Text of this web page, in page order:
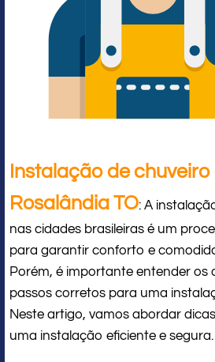
Instalação de
Rosalândia TO: A
nas cidades brasileiras é um
para garantir conforto e
Porém, é importante entender os
passos corretos para uma
Neste artigo, vamos abordar
uma instalação eficiente e segura.